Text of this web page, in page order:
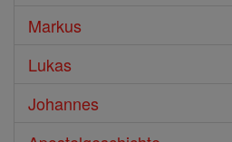
Markus
Lukas
Johannes